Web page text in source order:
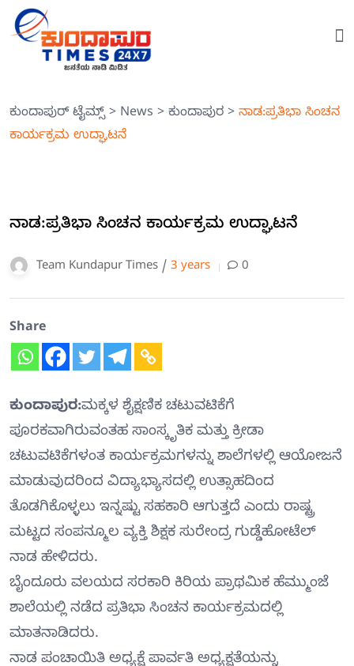
ಕುಂದಾಪುರ್ ಟೈಮ್ಸ್> News > ಕುಂದಾಪುರ > ನಾಡ:ಪ್ರತಿಭಾ ಸಿಂಚನ
ಕಾರ್ಯಕ್ರಮ ಉದ್ಘಾಟನೆ
ನಾಡ:ಪ್ರತಿಭಾ ಸಿಂಚನ ಕಾರ್ಯಕ್ರಮ ಉದ್ಘಾಟನೆ
Team Kundapur Times / 3 years 0
Share
ಕುಂದಾಪುರ:ಮಕ್ಕಳ ಶೈಕ್ಷಣಿಕ ಚಟುವಟಿಕೆಗೆ
ಪೂರಕವಾಗಿರುವಂತಹ ಸಾಂಸ್ಕೃತಿಕ ಮತ್ತು ಕ್ರೀಡಾ
ಚಟುವಟಿಕೆಗಳಂತ ಕಾರ್ಯಕ್ರಮಗಳನ್ನು ಶಾಲೆಗಳಲ್ಲಿ ಆಯೋಜನೆ
ಮಾಡುವುದರಿಂದ ವಿದ್ಯಾಭ್ಯಾಸದಲ್ಲಿ ಉತ್ಸಾಹದಿಂದ
ತೊಡಗಿಕೊಳ್ಳಲು ಇನ್ನಷ್ಟು ಸಹಕಾರಿ ಆಗುತ್ತದೆ ಎಂದು ರಾಷ್ಟ್ರ
ಮಟ್ಟದ ಸಂಪನ್ಮೂಲ ವ್ಯಕ್ತಿ ಶಿಕ್ಷಕ ಸುರೇಂದ್ರ ಗುಡ್ಡೆಹೋಟೆಲ್
ನಾಡ ಹೇಳಿದರು.
ಬೈಂದೂರು ವಲಯದ ಸರಕಾರಿ ಕಿರಿಯ ಪ್ರಾಥಮಿಕ ಹೆಮ್ಮುಂಜೆ
ಶಾಲೆಯಲ್ಲಿ ನಡೆದ ಪ್ರತಿಭಾ ಸಿಂಚನ ಕಾರ್ಯಕ್ರಮದಲ್ಲಿ
ಮಾತನಾಡಿದರು.
ನಾಡ ಪಂಚಾಯಿತಿ ಅಧ್ಯಕ್ಷೆ ಪಾರ್ವತಿ ಅಧ್ಯಕ್ಷತೆಯನ್ನು